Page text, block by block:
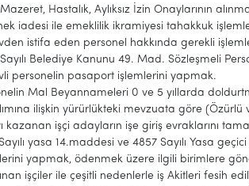
Mazeret, Hastalık, Aylıksız İzin Onaylarının
iadesi ile emeklilik ikramiyesi tahakkuk
istifa eden personel hakkında gerekli
Belediye Kanunu 49. Mad. Sözleşmeli
personelin pasaport işlemlerini yapmak.
Mal Beyannameleri 0 ve 5 yıllarda
ilişkin yürürlükteki mevzuata göre
kazanan işçi adayların işe giriş evraklarını
yasa 14.maddesi ve 4857 Sayılı Yasa
yapmak, ödenmek üzere ilgili birimlere
işçiler ile çeşitli nedenlerle iş Akitleri fesih